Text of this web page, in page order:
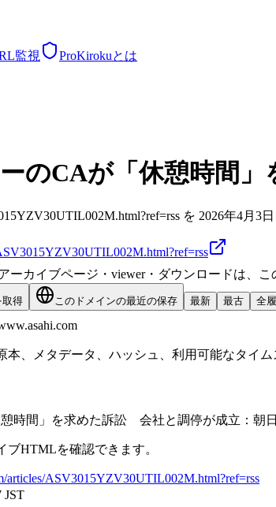
監視 ProKirokuとは
のCAが「休憩時間
を 2026年4月3
ーカイブページ・viewer・ダウンロードは、こ
取得 このドメインの最近の保存 最新 最古 全
本、メタデータ、ハッシュ、利用可能なタイ
時間」を求めた訴訟 会社と調停が成立：朝
HTMLを確認できます。
articles/ASV3015YZV30UTIL002M.html?ref=rss
JST